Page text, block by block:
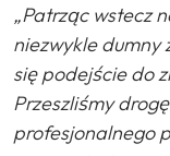
„Patrząc wstecz
niezwykle dumny
się podejście do
Przeszliśmy
profesjonalnego